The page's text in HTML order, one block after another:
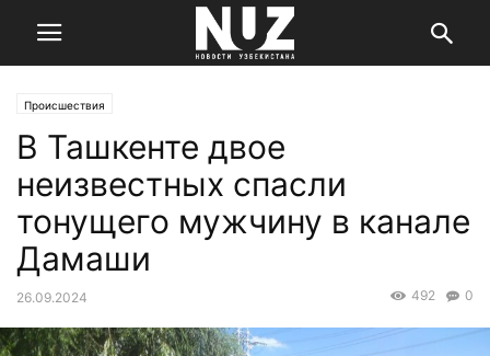
Происшествия
В Ташкенте двое
неизвестных спасли
тонущего мужчину в канале
Дамаши
26.09.2024 0
492